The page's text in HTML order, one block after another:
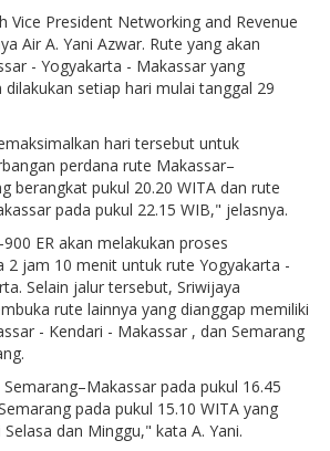
Vice President Networking and Revenue
Air A. Yani Azwar. Rute yang akan
- Yogyakarta - Makassar yang
setiap hari mulai tanggal 29
hari tersebut untuk
perdana rute Makassar–
berangkat pukul 20.20 WITA dan rute
pada pukul 22.15 WIB," jelasnya.
ER akan melakukan proses
2 jam 10 menit untuk rute Yogyakarta -
Selain jalur tersebut, Sriwijaya
rute lainnya yang dianggap memiliki
- Kendari - Makassar , dan Semarang
pada pukul 16.45
pada pukul 15.10 WITA yang
dan Minggu," kata A. Yani.